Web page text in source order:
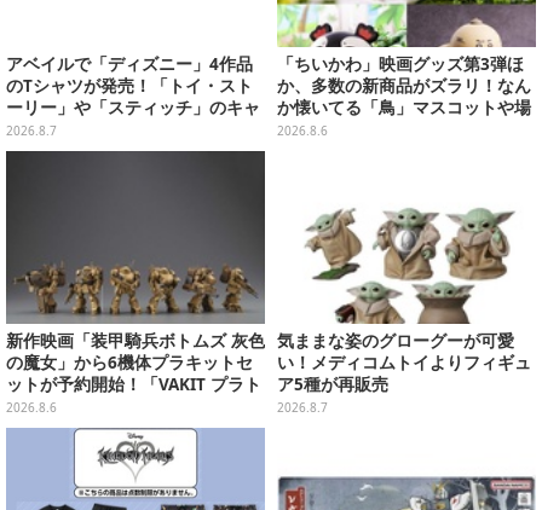
アベイルで「ディズニー」4作品
のTシャツが発売！「トイ・スト
ーリー」や「スティッチ」のキャ
ラを刺しゅうでデザイン
2026.8.7
「ちいかわ」映画グッズ第3弾ほ
か、多数の新商品がズラリ！なん
か懐いてる「鳥」マスコットや場
面写アイテムなど必見のラインナ
2026.8.6
新作映画「装甲騎兵ボトムズ 灰色
の魔女」から6機体プラキットセ
ットが予約開始！「VAKIT プラト
ーン」第1弾、各部関節可動仕様
2026.8.6
気ままな姿のグローグーが可愛
い！メディコムトイよりフィギュ
ア5種が再販売
2026.8.7